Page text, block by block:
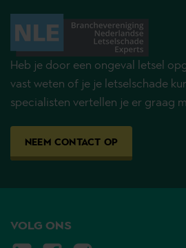
Heb je door een ongeval letsel
vast weten of je je letselschade
specialisten vertellen je er graag
NEEM CONTACT OP
VOLG ONS